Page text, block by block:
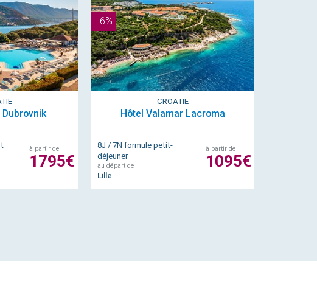
à partir de
1795€
- 6%
CROATIE
Hôtel Valamar Lacroma
8J / 7N formule petit-
déjeuner
au départ de
Lille
à partir de
1095€